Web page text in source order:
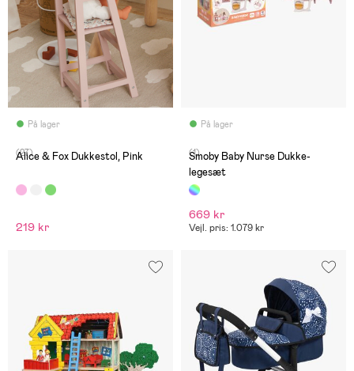
På lager
(27)
Alice & Fox Dukkestol, Pink
219 kr
På lager
(1)
Smoby Baby Nurse Dukke-
legesæt
669 kr
Vejl. pris: 1.079 kr